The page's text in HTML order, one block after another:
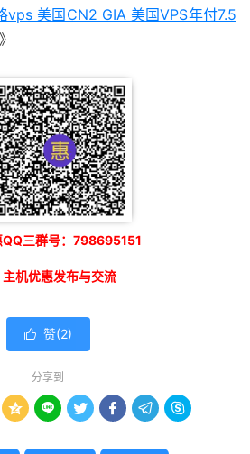
vps 美国CN2 GIA 美国VPS年付7.5
》
QQ三群号：798695151
主机优惠发布与交流
 赞(2)
分享到
     